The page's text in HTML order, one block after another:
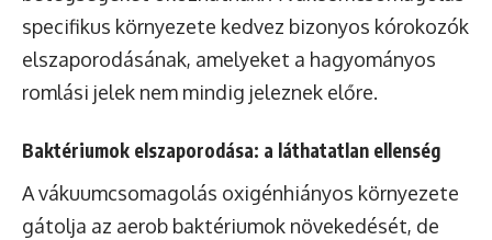
specifikus környezete kedvez bizonyos kórokozók
elszaporodásának, amelyeket a hagyományos
romlási jelek nem mindig jeleznek előre.
Baktériumok elszaporodása: a láthatatlan ellenség
A vákuumcsomagolás oxigénhiányos környezete
gátolja az aerob baktériumok növekedését, de